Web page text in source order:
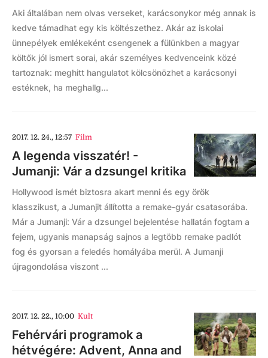
Aki általában nem olvas verseket, karácsonykor még annak is
kedve támadhat egy kis költészethez. Akár az iskolai
ünnepélyek emlékeként csengenek a fülünkben a magyar
költők jól ismert sorai, akár személyes kedvenceink közé
tartoznak: meghitt hangulatot kölcsönözhet a karácsonyi
estéknek, ha meghallg...
2017. 12. 24., 12:57 Film
A legenda visszatér! -
Jumanji: Vár a dzsungel kritika
Hollywood ismét biztosra akart menni és egy örök
klasszikust, a Jumanjit állította a remake-gyár csatasorába.
Már a Jumanji: Vár a dzsungel bejelentése hallatán fogtam a
fejem, ugyanis manapság sajnos a legtöbb remake padlót
fog és gyorsan a feledés homályába merül. A Jumanji
újragondolása viszont ...
2017. 12. 22., 10:00 Kult
Fehérvári programok a
hétvégére: Advent, Anna and